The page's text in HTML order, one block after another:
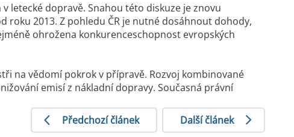
letecké dopravě. Snahou této diskuze je znovu
2013. Z pohledu ČR je nutné dosáhnout dohody,
ohrožena konkurenceschopnost evropských
na vědomí pokrok v přípravě. Rozvoj kombinované
emisí z nákladní dopravy. Současná právní
Předchozí článek Další článek